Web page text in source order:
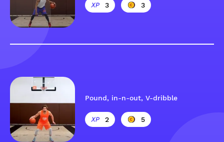
3 3
Pound, in-n-out, V-dribble
2 5